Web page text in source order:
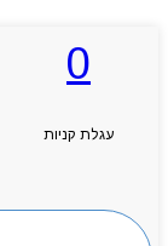
0
עגלת קניות
חיפוש מוצרים
ראשי
אודותניו
קטלוג מוצרים
יצירת קשר